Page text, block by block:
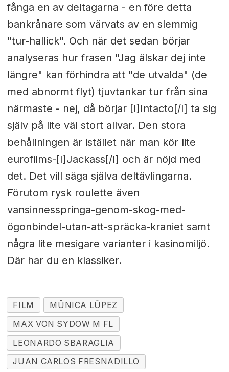
fånga en av deltagarna - en före detta
bankrånare som värvats av en slemmig
"tur-hallick". Och när det sedan börjar
analyseras hur frasen "Jag älskar dej inte
längre" kan förhindra att "de utvalda" (de
med abnormt flyt) tjuvtankar tur från sina
närmaste - nej, då börjar [I]Intacto[/I] ta sig
själv på lite väl stort allvar. Den stora
behållningen är istället när man kör lite
eurofilms-[I]Jackass[/I] och är nöjd med
det. Det vill säga själva deltävlingarna.
Förutom rysk roulette även
vansinnesspringa-genom-skog-med-
ögonbindel-utan-att-spräcka-kraniet samt
några lite mesigare varianter i kasinomiljö.
Där har du en klassiker.
FILM
MÛNICA LÛPEZ
MAX VON SYDOW M FL
LEONARDO SBARAGLIA
JUAN CARLOS FRESNADILLO